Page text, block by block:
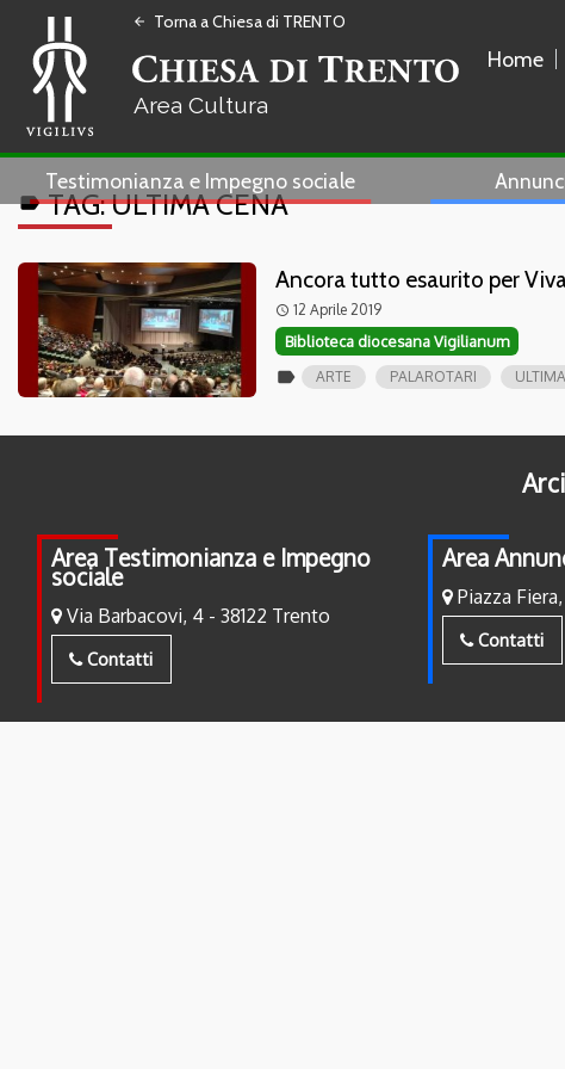
arrow_back Torna a Chiesa di TRENTO
Cultura
Home
Testimonianza e Impegno sociale
labelTAG:ULTIMA CENA
Ancora tutto esaurito per
access_time 12 Aprile 2019
Biblioteca diocesana Vigilianum
label ARTE PALAROTARI
Area Testimonianza e Impegno
sociale
Via Barbacovi, 4 - 38122 Trento
Contatti
Area
Piazza
Contatti